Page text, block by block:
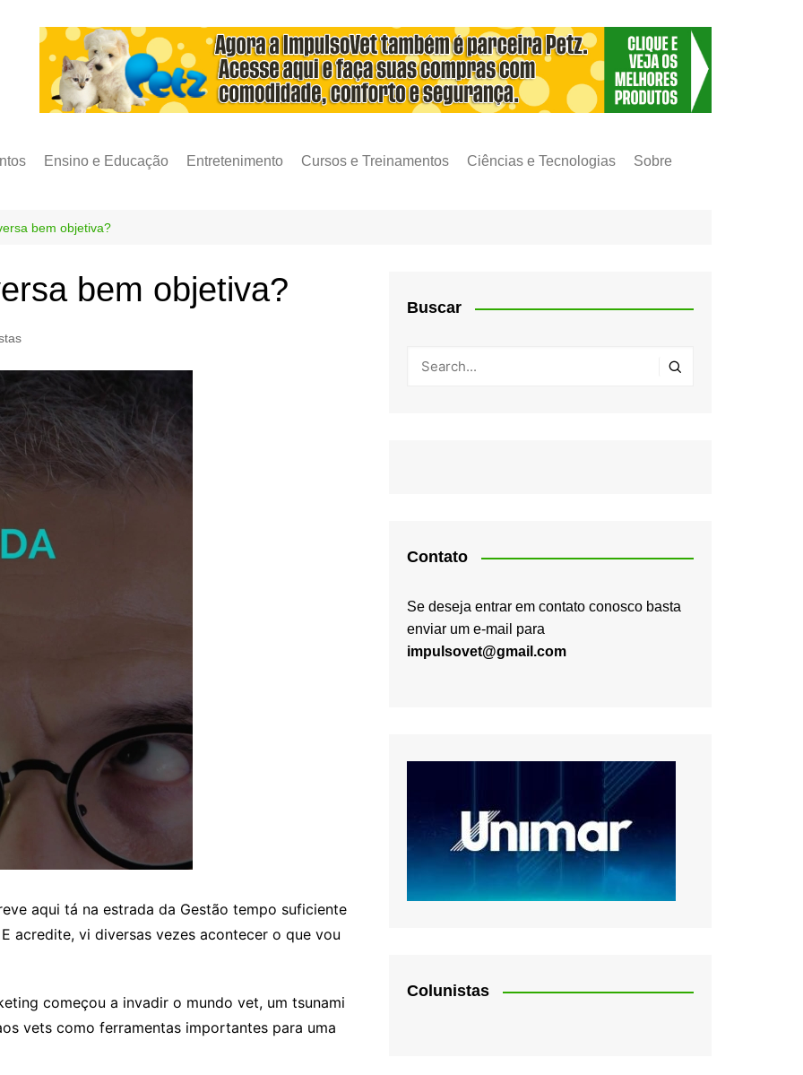
Ensino e Educação Entretenimento Cursos e Treinamentos Ciências e Tecnologias Sobre
bem objetiva?
bem objetiva?
aqui tá na estrada da Gestão tempo suficiente
acredite, vi diversas vezes acontecer o que vou
começou a invadir o mundo vet, um tsunami
vets como ferramentas importantes para uma
Buscar
Contato
Se deseja entrar em contato conosco basta
enviar um e-mail para
impulsovet@gmail.com
Colunistas